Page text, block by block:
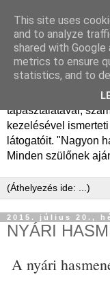
Dr.
Dr. Bauer Béla
tapasztalatával,
kezelésével
látogatóit. "Nagyon
Minden szülőnek
2015. július 20.,
NYÁRI
A nyári
This site uses
and to analyze
shared with
metrics to ensure
statistics, and to